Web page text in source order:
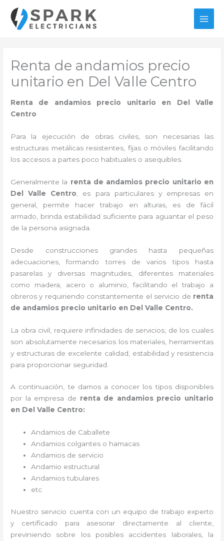
contenido
Renta de andamios precio
unitario en Del Valle Centro
Renta de andamios precio unitario en Del Valle
Centro
Para la ejecución de obras civiles, son necesarias las
estructuras metálicas resistentes, fijas o móviles facilitando
los accesos a partes poco habituales o asequibles.
Generalmente la renta de andamios precio unitario en
Del Valle Centro , es para particulares y empresas en
general, permite hacer trabajo en alturas, es de fácil
armado, brinda estabilidad suficiente para aguantar el peso
de la persona asignada.
Desde construcciones grandes hasta pequeñas
adecuaciones, formando torres de varios tipos hasta
pasarelas y diversas magnitudes, diferentes materiales
como madera, acero o aluminio, facilitando el trabajo a
obreros y requiriendo constantemente el servicio de renta
de andamios precio unitario en Del Valle Centro.
La obra civil, requiere infinidades de servicios, de los cuales
son absolutamente necesarios los materiales, herramientas
y estructuras de excelente calidad, estabilidad y resistencia
para proporcionar seguridad.
A continuación, te damos a conocer los tipos disponibles
por la empresa de renta de andamios precio unitario
en Del Valle Centro:
Andamios de Caballete
Andamios colgantes o hamacas
Andamios de servicio
Andamio estructural
Andamios tubulares
etc
Nuestro servicio cuenta con un equipo de trabajo experto
y certificado para asesorar directamente al cliente,
previniendo sobre los posibles accidentes laborales, la